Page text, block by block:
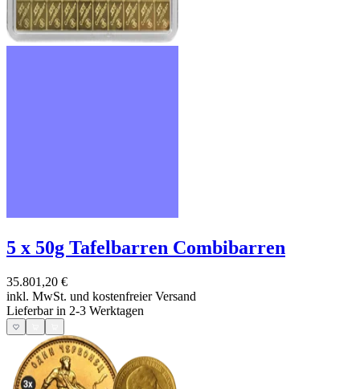
5 x 50g Tafelbarren Combibarren
35.801,20 €
inkl. MwSt. und kostenfreier Versand
Lieferbar in 2-3 Werktagen